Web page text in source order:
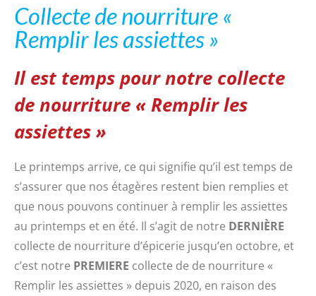
Collecte de nourriture «
Remplir les assiettes »
Il est temps pour notre collecte
de nourriture « Remplir les
assiettes »
Le printemps arrive, ce qui signifie qu’il est temps de
s’assurer que nos étagères restent bien remplies et
que nous pouvons continuer à remplir les assiettes
au printemps et en été. Il s’agit de notre DERNIÈRE
collecte de nourriture d’épicerie jusqu’en octobre, et
c’est notre PREMIERE collecte de de nourriture «
Remplir les assiettes » depuis 2020, en raison des